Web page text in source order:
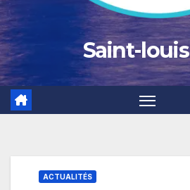
Saint-
ACTUALITÉS